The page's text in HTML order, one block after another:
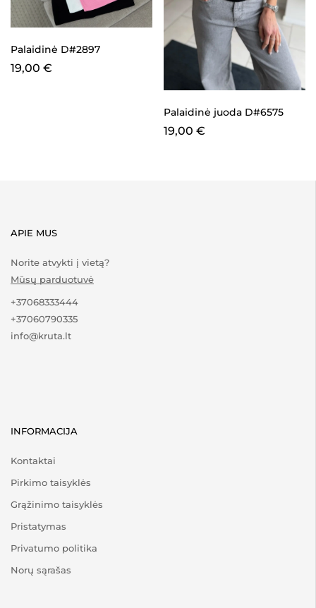
Palaidinė D#2897
19,00 €
Palaidinė juoda D#6575
19,00 €
APIE MUS
Norite atvykti į vietą?
Mūsų parduotuvė
+37068333444
+37060790335
info@kruta.lt
INFORMACIJA
Kontaktai
Pirkimo taisyklės
Grąžinimo taisyklės
Pristatymas
Privatumo politika
Norų sąrašas